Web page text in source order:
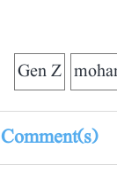
Gen Z
Comment(s)